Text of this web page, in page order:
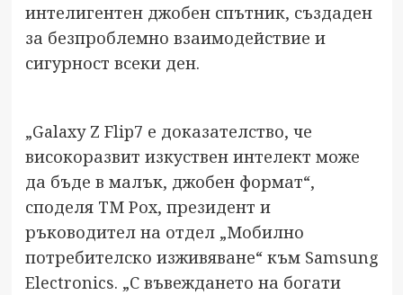
интелигентен джобен спътник, създаден
за безпроблемно взаимодействие и
сигурност всеки ден.
„Galaxy Z Flip7 е доказателство, че
високоразвит изкуствен интелект може
да бъде в малък, джобен формат“,
споделя ТМ Рох, президент и
ръководител на отдел „Мобилно
потребителско изживяване“ към Samsung
Electronics. „С въвеждането на богати